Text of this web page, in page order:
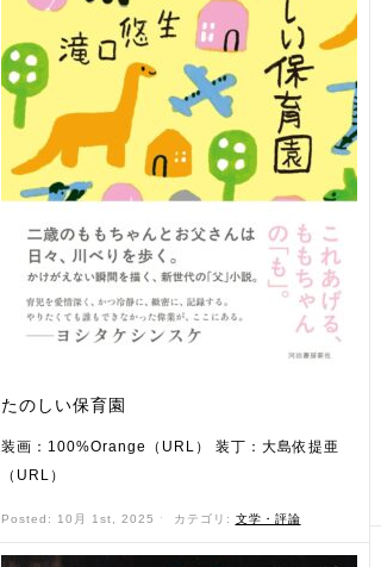
たのしい保育園
装画：100%Orange（URL） 装丁：大島依提亜
（URL）
Posted: 10月 1st, 2025 ˑ カテゴリ: 文学・評論